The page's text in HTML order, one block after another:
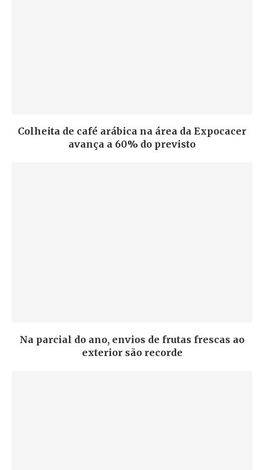
Colheita de café arábica na área da Expocacer
avança a 60% do previsto
Na parcial do ano, envios de frutas frescas ao
exterior são recorde